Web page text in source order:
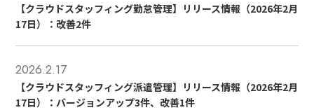
【クラウドスタッフィング勤怠管理】リリース情報（2026年2月
17日）：改善2件
2026.2.17
【クラウドスタッフィング派遣管理】リリース情報（2026年2月
17日）：バージョンアップ3件、改善1件